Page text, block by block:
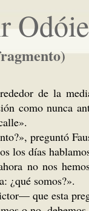
de la
como nunca
preguntó
los días
no nos
¿qué somos?».
que esta